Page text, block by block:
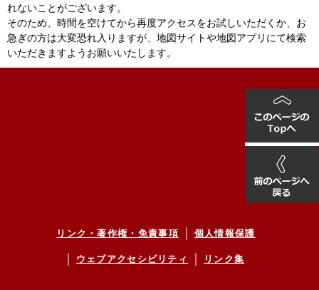
れないことがございます。
そのため、時間を空けてから再度アクセスをお試しいただくか、お
急ぎの方は大変恐れ入りますが、地図サイトや地図アプリにて検索
いただきますようお願いいたします。
リンク・著作権・免責事項 個人情報保護
ウェブアクセシビリティ リンク集